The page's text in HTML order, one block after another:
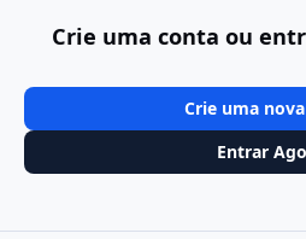
Crie uma conta ou
Crie uma
Entrar